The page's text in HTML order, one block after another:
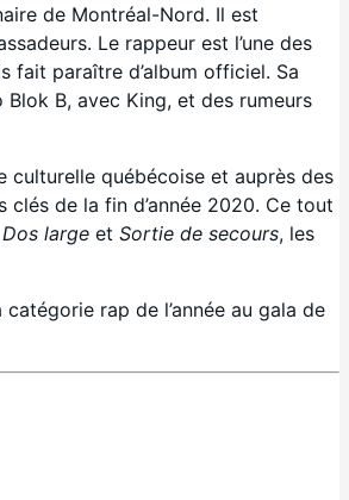
de Montréal-Nord. Il est
Le rappeur est l’une des
fait paraître d’album officiel. Sa
B, avec King, et des rumeurs
culturelle québécoise et auprès des
de la fin d’année 2020. Ce tout
Dos large et Sortie de secours, les
rap de l’année au gala de